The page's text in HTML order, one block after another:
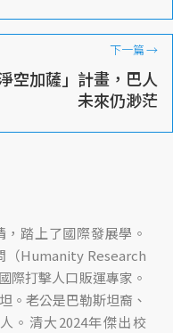
下一篇→
空加薩」計畫，巴人
未來仍渺茫
踏上了國際發展學。
（Humanity Research
際打擊人口販運專家。
。老公是巴勒斯坦裔、
。清大2024年傑出校